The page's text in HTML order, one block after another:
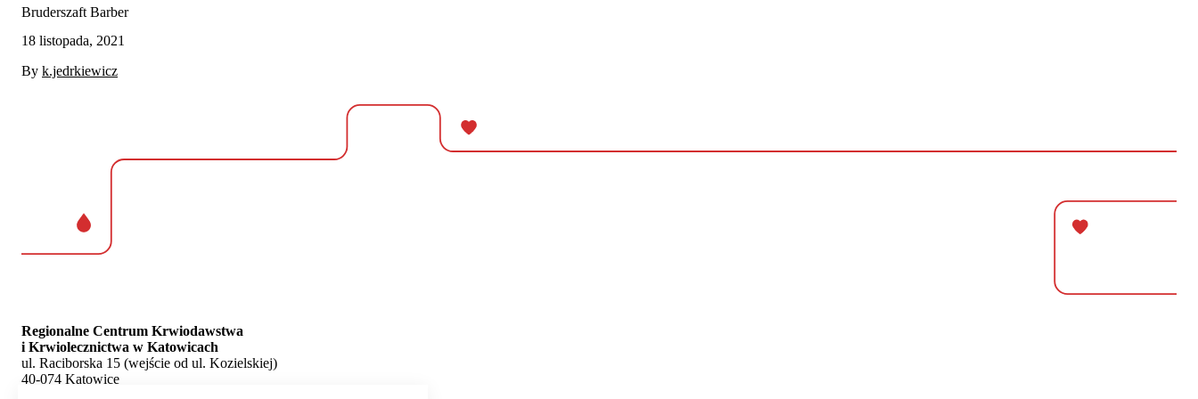
Bruderszaft Barber
18 listopada, 2021
By k.jedrkiewicz
Regionalne Centrum Krwiodawstwa
i Krwiolecznictwa w Katowicach
ul. Raciborska 15 (wejście od ul. Kozielskiej)
40-074 Katowice